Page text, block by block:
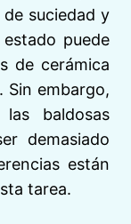
suciedad y
puede
de cerámica
Sin embargo,
baldosas
demasiado
están
tarea.